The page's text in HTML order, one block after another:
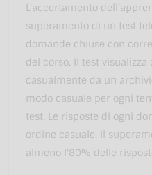
L'accertamento
superamento di un test
domande chiuse con
del corso. Il test
casualmente da un
modo casuale per ogni
test. Le risposte di ogni
ordine casuale. Il
almeno l'80% delle